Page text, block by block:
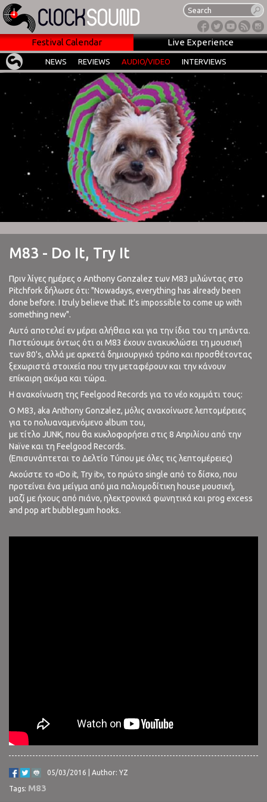
Festival Calendar Live Experience
NEWS REVIEWS AUDIO/VIDEO INTERVIEWS
M83 - Do It, Try It
Πριν λίγες ημέρες ο Anthony Gonzalez των M83 μιλώντας στο
Pitchfork δήλωσε ότι: "Nowadays, everything has already been
done before. I truly believe that. It's impossible to come up with
something new".
Αυτό αποτελεί εν μέρει αλήθεια και για την ίδια του τη μπάντα.
Πιστεύουμε όντως ότι οι M83 έχουν ανακυκλώσει τη μουσική
των 80's, αλλά με αρκετά δημιουργικό τρόπο και προσθέτοντας
ξεχωριστά στοιχεία που την μεταφέρουν και την κάνουν
επίκαιρη ακόμα και τώρα.
Η ανακοίνωση της Feelgood Records για το νέο κομμάτι τους:
O M83, aka Anthony Gonzalez, μόλις ανακοίνωσε λεπτομέρειες
για το πολυαναμενόμενο album του,
με τίτλο JUNΚ, που θα κυκλοφορήσει στις 8 Απριλίου από την
Naïve και τη Feelgood Records.
(Επισυνάπτεται το Δελτίο Τύπου με όλες τις λεπτομέρειες)
Ακούστε το «Do it, Try it», το πρώτο single από το δίσκο, που
προτείνει ένα μείγμα από μια παλιομοδίτικη house μουσική,
μαζί με ήχους από πιάνο, ηλεκτρονικά φωνητικά και prog excess
and pop art bubblegum hooks.
05/03/2016 | Author: YZ
Tags: M83